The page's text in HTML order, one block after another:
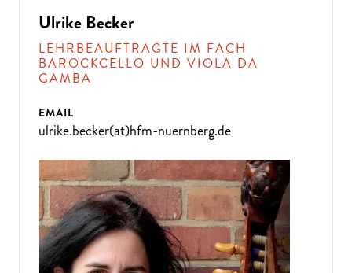
Ulrike Becker
LEHRBEAUFTRAGTE IM FACH
BAROCKCELLO UND VIOLA DA
GAMBA
EMAIL
ulrike.becker(at)hfm-nuernberg.de